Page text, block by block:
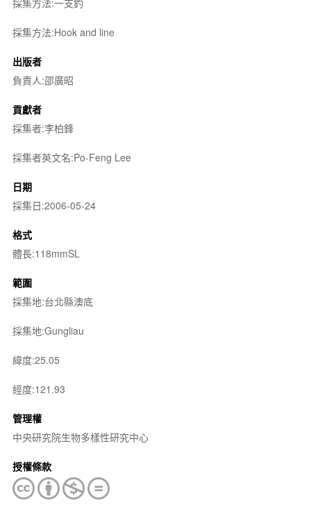
採集方法:Hook and line
出版者
負責人:邵廣昭
貢獻者
採集者:李柏鋒
採集者英文名:Po-Feng Lee
日期
採集日:2006-05-24
格式
體長:118mmSL
範圍
採集地:台北縣澳底
採集地:Gungliau
緯度:25.05
經度:121.93
管理權
中央研究院生物多樣性研究中心
授權條款